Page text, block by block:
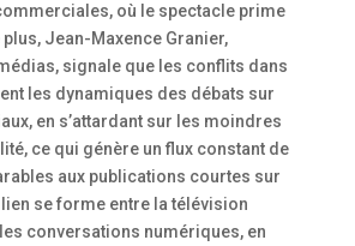
où le spectacle prime
Jean-Maxence Granier,
signale que les conflits dans
les dynamiques des débats sur
en s’attardant sur les moindres
ce qui génère un flux constant de
aux publications courtes sur
se forme entre la télévision
conversations numériques, en